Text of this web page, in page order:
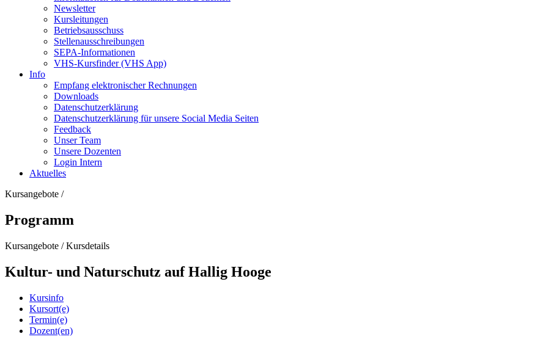
Newsletter
Kursleitungen
Betriebsausschuss
Stellenausschreibungen
SEPA-Informationen
VHS-Kursfinder (VHS App)
Info
Empfang elektronischer Rechnungen
Downloads
Datenschutzerklärung
Datenschutzerklärung für unsere Social Media Seiten
Feedback
Unser Team
Unsere Dozenten
Login Intern
Aktuelles
Kursangebote /
Programm
Kursangebote /Kursdetails
Kultur- und Naturschutz auf Hallig Hooge
Kursinfo
Kursort(e)
Termin(e)
Dozent(en)